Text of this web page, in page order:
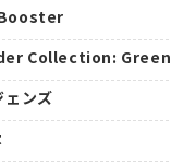
Collection: Green
ェンズ